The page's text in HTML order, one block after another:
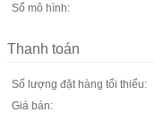
Số mô hình:
Thanh toán
Số lượng đặt hàng tối thiểu:
Giá bán: